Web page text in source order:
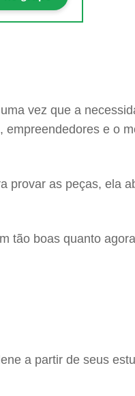
vez que a
e o
provar as peças, ela
tão boas quanto
a partir de seus